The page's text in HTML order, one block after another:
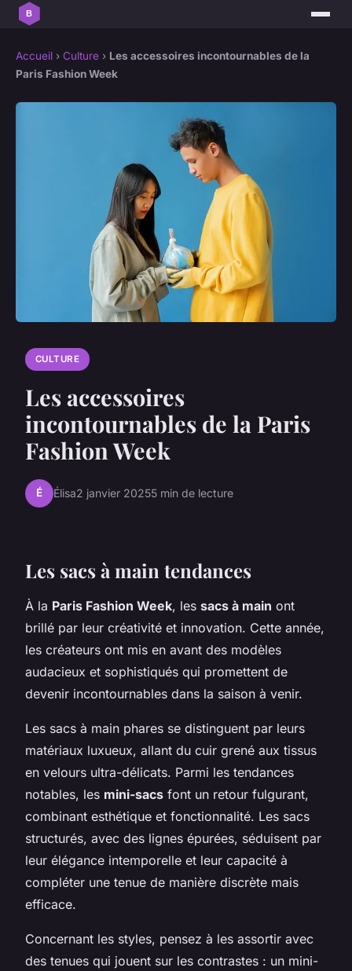
Accueil › Culture › Les accessoires incontournables de la
Paris Fashion Week
CULTURE
Les accessoires
incontournables de la Paris
Fashion Week
É Élisa2 janvier 20255 min de lecture
Les sacs à main tendances
À la Paris Fashion Week, les sacs à main ont
brillé par leur créativité et innovation. Cette année,
les créateurs ont mis en avant des modèles
audacieux et sophistiqués qui promettent de
devenir incontournables dans la saison à venir.
Les sacs à main phares se distinguent par leurs
matériaux luxueux, allant du cuir grené aux tissus
en velours ultra-délicats. Parmi les tendances
notables, les mini-sacs font un retour fulgurant,
combinant esthétique et fonctionnalité. Les sacs
structurés, avec des lignes épurées, séduisent par
leur élégance intemporelle et leur capacité à
compléter une tenue de manière discrète mais
efficace.
Concernant les styles, pensez à les assortir avec
des tenues qui jouent sur les contrastes : un mini-